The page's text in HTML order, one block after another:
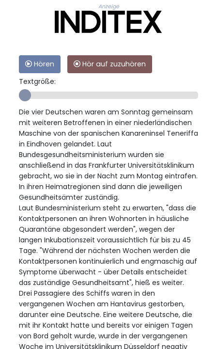
Anzeige
Hören
Hör auf zuzuhören
Textgröße:
Die vier Deutschen waren am Sonntag gemeinsam
mit weiteren Betroffenen in einer niederländischen
Maschine von der spanischen Kanareninsel Teneriffa
in Eindhoven gelandet. Laut
Bundesgesundheitsministerium wurden sie
anschließend in das Frankfurter Universitätsklinikum
gebracht, wo sie in der Nacht zum Montag eintrafen.
In ihren Heimatregionen sind dann die jeweiligen
Gesundheitsämter zuständig.
Laut Bundesministerium steht zu erwarten, "dass die
Kontaktpersonen an ihren Wohnorten in häusliche
Quarantäne abgesondert werden", wegen der
langen Inkubationszeit voraussichtlich für bis zu 45
Tage. "Während der nächsten Wochen werden die
Kontaktpersonen kontinuierlich und engmaschig auf
Symptome überwacht - über Details entscheidet
das zuständige Gesundheitsamt", hieß es weiter.
Drei Passagiere des Schiffs waren in den
vergangenen Wochen am Hantavirus gestorben,
darunter eine Deutsche. Eine weitere Deutsche, die
mit ihr Kontakt hatte und bereits vor einigen Tagen
von Bord geholt wurde, wurde in der vergangenen
Woche im Universitätsklinikum Düsseldorf negativ